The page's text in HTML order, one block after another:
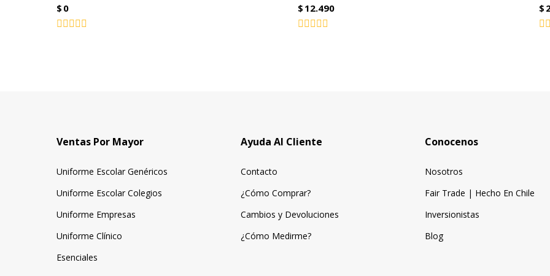
$ 0 $ 12.490 $
Ventas Por Mayor
Uniforme Escolar Genéricos
Uniforme Escolar Colegios
Uniforme Empresas
Uniforme Clínico
Esenciales
Ayuda Al Cliente
Contacto
¿Cómo Comprar?
Cambios y Devoluciones
¿Cómo Medirme?
Conocenos
Nosotros
Fair Trade | Hecho En Chile
Inversionistas
Blog